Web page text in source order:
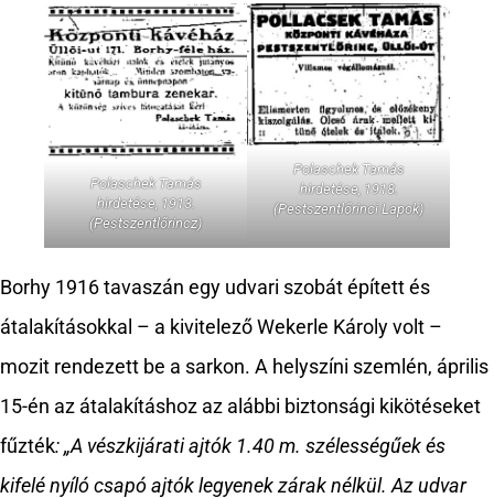
Polaschek Tamás
hirdetése, 1913.
(Pestszentlőrincz)
Polaschek Tamás
hirdetése, 1918.
(Pestszentlőrinci Lapok)
Borhy 1916 tavaszán egy udvari szobát épített és
átalakításokkal – a kivitelező Wekerle Károly volt –
mozit rendezett be a sarkon. A helyszíni szemlén, április
15-én az átalakításhoz az alábbi biztonsági kikötéseket
fűzték: „A vészkijárati ajtók 1.40 m. szélességűek és
kifelé nyíló csapó ajtók legyenek zárak nélkül. Az udvar